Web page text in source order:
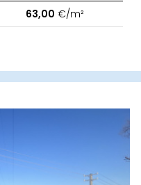
63,00 €/m²